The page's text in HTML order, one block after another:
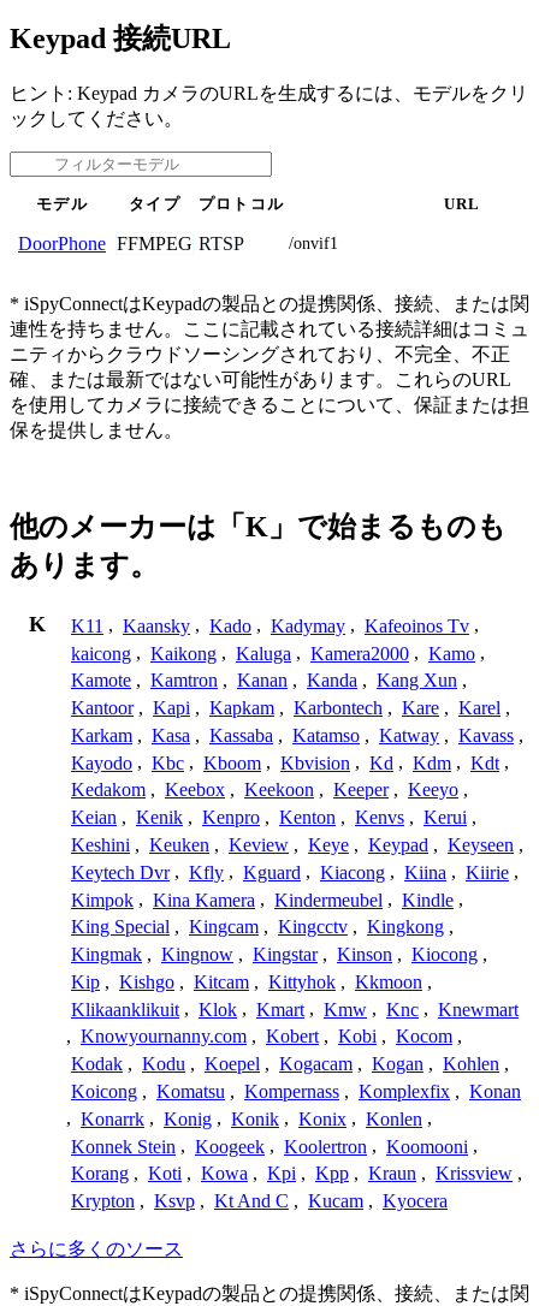
Keypad 接続URL
ヒント: Keypad カメラのURLを生成するには、モデルをクリ
ックしてください。
モデル タイプ プロトコル URL
DoorPhone FFMPEG RTSP /onvif1
* iSpyConnectはKeypadの製品との提携関係、接続、または関
連性を持ちません。ここに記載されている接続詳細はコミュ
ニティからクラウドソーシングされており、不完全、不正
確、または最新ではない可能性があります。これらのURL
を使用してカメラに接続できることについて、保証または担
保を提供しません。
他のメーカーは「K」で始まるものも
あります。
K K11 , Kaansky , Kado , Kadymay , Kafeoinos Tv ,
kaicong , Kaikong , Kaluga , Kamera2000 , Kamo ,
Kamote , Kamtron , Kanan , Kanda , Kang Xun ,
Kantoor , Kapi , Kapkam , Karbontech , Kare , Karel ,
Karkam , Kasa , Kassaba , Katamso , Katway , Kavass ,
Kayodo , Kbc , Kboom , Kbvision , Kd , Kdm , Kdt ,
Kedakom , Keebox , Keekoon , Keeper , Keeyo ,
Keian , Kenik , Kenpro , Kenton , Kenvs , Kerui ,
Keshini , Keuken , Keview , Keye , Keypad , Keyseen ,
Keytech Dvr , Kfly , Kguard , Kiacong , Kiina , Kiirie ,
Kimpok , Kina Kamera , Kindermeubel , Kindle ,
King Special , Kingcam , Kingcctv , Kingkong ,
Kingmak , Kingnow , Kingstar , Kinson , Kiocong ,
Kip , Kishgo , Kitcam , Kittyhok , Kkmoon ,
Klikaanklikuit , Klok , Kmart , Kmw , Knc , Knewmart
, Knowyournanny.com , Kobert , Kobi , Kocom ,
Kodak , Kodu , Koepel , Kogacam , Kogan , Kohlen ,
Koicong , Komatsu , Kompernass , Komplexfix , Konan
, Konarrk , Konig , Konik , Konix , Konlen ,
Konnek Stein , Koogeek , Koolertron , Koomooni ,
Korang , Koti , Kowa , Kpi , Kpp , Kraun , Krissview ,
Krypton , Ksvp , Kt And C , Kucam , Kyocera
さらに多くのソース
* iSpyConnectはKeypadの製品との提携関係、接続、または関